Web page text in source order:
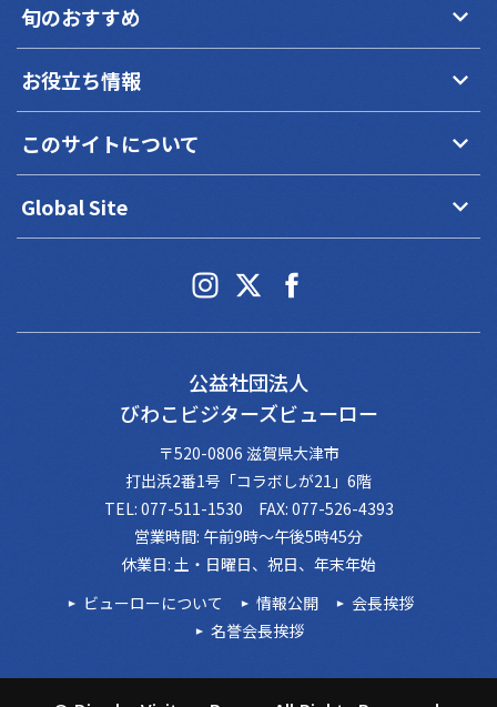
旬のおすすめ keyboard_arrow_down
お役立ち情報 keyboard_arrow_down
このサイトについて keyboard_arrow_down
Global Site keyboard_arrow_down
公益社団法人
びわこビジターズビューロー
〒520-0806 滋賀県大津市
打出浜2番1号「コラボしが21」6階
TEL: 077-511-1530 FAX: 077-526-4393
営業時間: 午前9時～午後5時45分
休業日: 土・日曜日、祝日、年末年始
ビューローについて
情報公開
会長挨拶
名誉会長挨拶